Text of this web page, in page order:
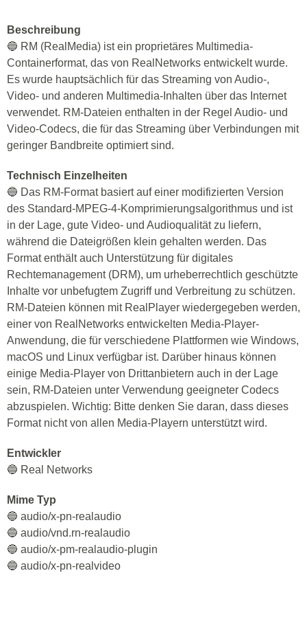
Beschreibung
🔵 RM (RealMedia) ist ein proprietäres Multimedia-
Containerformat, das von RealNetworks entwickelt wurde.
Es wurde hauptsächlich für das Streaming von Audio-,
Video- und anderen Multimedia-Inhalten über das Internet
verwendet. RM-Dateien enthalten in der Regel Audio- und
Video-Codecs, die für das Streaming über Verbindungen mit
geringer Bandbreite optimiert sind.
Technisch Einzelheiten
🔵 Das RM-Format basiert auf einer modifizierten Version
des Standard-MPEG-4-Komprimierungsalgorithmus und ist
in der Lage, gute Video- und Audioqualität zu liefern,
während die Dateigrößen klein gehalten werden. Das
Format enthält auch Unterstützung für digitales
Rechtemanagement (DRM), um urheberrechtlich geschützte
Inhalte vor unbefugtem Zugriff und Verbreitung zu schützen.
RM-Dateien können mit RealPlayer wiedergegeben werden,
einer von RealNetworks entwickelten Media-Player-
Anwendung, die für verschiedene Plattformen wie Windows,
macOS und Linux verfügbar ist. Darüber hinaus können
einige Media-Player von Drittanbietern auch in der Lage
sein, RM-Dateien unter Verwendung geeigneter Codecs
abzuspielen. Wichtig: Bitte denken Sie daran, dass dieses
Format nicht von allen Media-Playern unterstützt wird.
Entwickler
🔵 Real Networks
Mime Typ
🔵 audio/x-pn-realaudio
🔵 audio/vnd.rn-realaudio
🔵 audio/x-pm-realaudio-plugin
🔵 audio/x-pn-realvideo